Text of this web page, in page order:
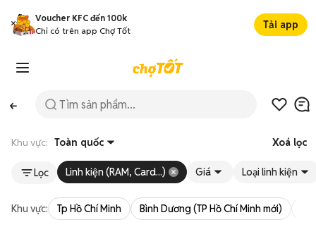
Voucher KFC đến 100k
Chỉ có trên app Chợ Tốt
Tải app
Khu vực: Toàn quốc Xoá lọc
Lọc Linh kiện (RAM, Card...) Giá Loại linh kiện
Khu vực: Tp Hồ Chí Minh Bình Dương (TP Hồ Chí Minh mới)